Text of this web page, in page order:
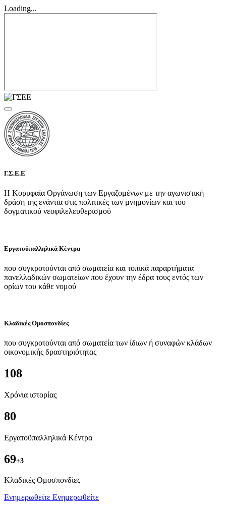
Loading...
Γ.Σ.Ε.Ε
Η Κορυφαία Οργάνωση των Εργαζομένων με την αγωνιστική
δράση της ενάντια στις πολιτικές των μνημονίων και του
δογματικού νεοφιλελευθερισμού
Εργατοϋπαλληλικά Κέντρα
που συγκροτούνται από σωματεία και τοπικά παραρτήματα
πανελλαδικών σωματείων που έχουν την έδρα τους εντός των
ορίων του κάθε νομού
Κλαδικές Ομοσπονδίες
που συγκροτούνται από σωματεία των ίδιων ή συναφών κλάδων
οικονομικής δραστηριότητας
108
Χρόνια ιστορίας
80
Εργατοϋπαλληλικά Κέντρα
69+3
Kλαδικές Ομοσπονδίες
Ενημερωθείτε Ενημερωθείτε